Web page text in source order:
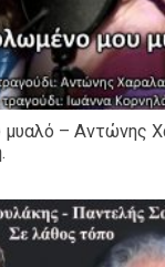
μυαλό – Αντώνης